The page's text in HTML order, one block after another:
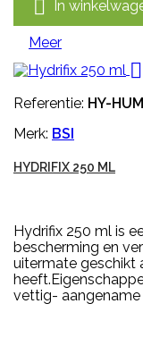
 In
Meer

Referentie: HY-
Merk: BSI
HYDRIFIX 250 ML
Hydrifix 250 ml is
bescherming en
uitermate geschikt
vettig-